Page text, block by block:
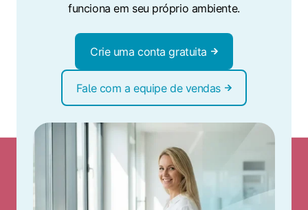
funciona em seu próprio ambiente.
Crie uma conta gratuita
Fale com a equipe de vendas